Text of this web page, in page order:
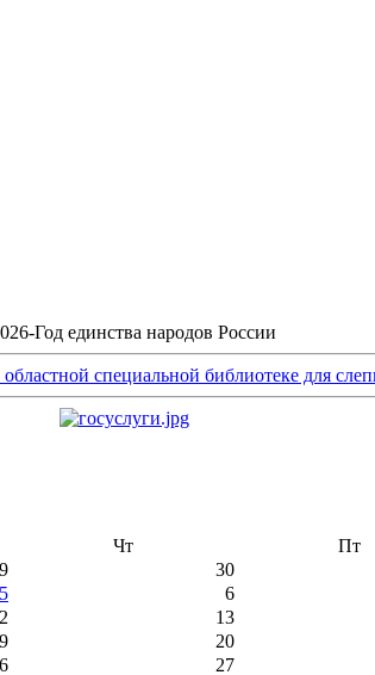
Чт Пт
30
5 6
13
20
27